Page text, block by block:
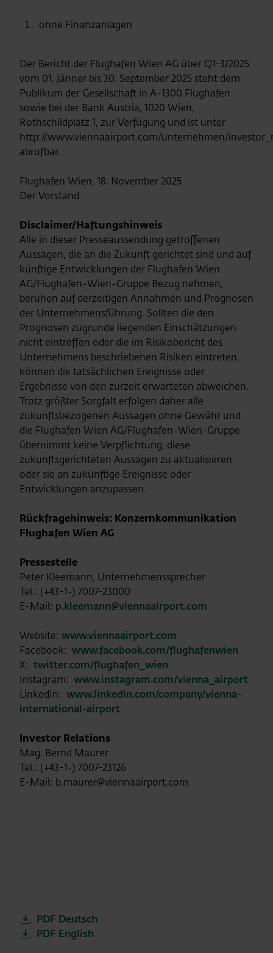
ohne Finanzanlagen
Der Bericht der Flughafen Wien AG über Q1-3/2025
vom 01. Jänner bis 30. September 2025 steht dem
Publikum der Gesellschaft in A-1300 Flughafen
sowie bei der Bank Austria, 1020 Wien,
Rothschildplatz 1, zur Verfügung und ist unter
http://www.viennaairport.com/unternehmen/
abrufbar.
Flughafen Wien, 18. November 2025
Der Vorstand
Disclaimer/Haftungshinweis
Alle in dieser Presseaussendung getroffenen
Aussagen, die an die Zukunft gerichtet sind und auf
künftige Entwicklungen der Flughafen Wien
AG/Flughafen-Wien-Gruppe Bezug nehmen,
beruhen auf derzeitigen Annahmen und Prognosen
der Unternehmensführung. Sollten die den
Prognosen zugrunde liegenden Einschätzungen
nicht eintreffen oder die im Risikobericht des
Unternehmens beschriebenen Risiken eintreten,
können die tatsächlichen Ereignisse oder
Ergebnisse von den zurzeit erwarteten abweichen.
Trotz größter Sorgfalt erfolgen daher alle
zukunftsbezogenen Aussagen ohne Gewähr und
die Flughafen Wien AG/Flughafen-Wien-Gruppe
übernimmt keine Verpflichtung, diese
zukunftsgerichteten Aussagen zu aktualisieren
oder sie an zukünftige Ereignisse oder
Entwicklungen anzupassen.
Rückfragehinweis: Konzernkommunikation
Flughafen Wien AG
Pressestelle
Peter Kleemann, Unternehmenssprecher
Tel.: (+43-1-) 7007-23000
E-Mail: p.kleemann@viennaairport.com
Website: www.viennaairport.com
Facebook: www.facebook.com/flughafenwien
X: twitter.com/flughafen_wien
Instagram: www.instagram.com/vienna_airport
LinkedIn: www.linkedin.com/company/vienna-
international-airport
Investor Relations
Mag. Bernd Maurer
Tel.: (+43-1-) 7007-23126
E-Mail: b.maurer@viennaairport.com
PDF Deutsch
PDF English